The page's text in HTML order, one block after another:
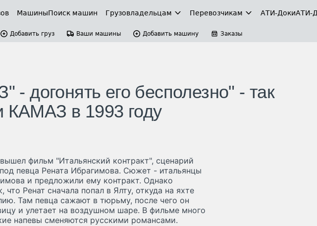
МашиныПоиск машин Грузовладельцам Перевозчикам АТИ-ДокиАТИ-
Добавить груз Ваши машины Добавить машину Заказы
догонять его бесполезно" - так
КАМАЗ в 1993 году
фильм "Итальянский контракт", сценарий
певца Рената Ибрагимова. Cюжет - итальянцы
и предложили ему контракт. Однако
что Ренат сначала попал в Ялту, откуда на яхте
Там певца сажают в тюрьму, после чего он
и улетает на воздушном шаре. В фильме много
напевы сменяются русскими романсами.